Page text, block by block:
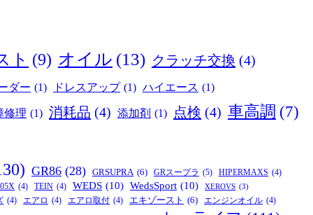
ト (9) オイル (13) クラッチ交換 (4)
ダー (1) ドレスアップ (1) ハイエース (1)
修理 (1) 消耗品 (4) 添加剤 (1) 点検 (4) 車高調 (7)
GR86 (28) GRSUPRA (6) GRスープラ (5) HIPERMAXS (4)
(4) TEIN (4) WEDS (10) WedsSport (10) XEROVS (3)
(4) エアロ (4) エアロ取付 (4) エキゾースト (6) エンジンオイル (4)